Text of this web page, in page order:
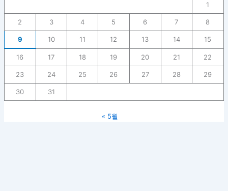
1
2 3 4 5 6 7 8
9 10 11 12 13 14 15
16 17 18 19 20 21 22
23 24 25 26 27 28 29
30 31
« 5월